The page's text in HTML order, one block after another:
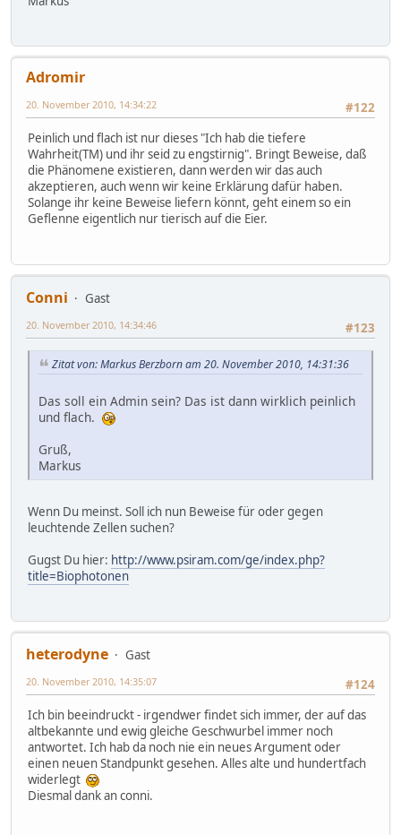
Adromir
#122
20. November 2010, 14:34:22
Peinlich und flach ist nur dieses "Ich hab die tiefere
Wahrheit(TM) und ihr seid zu engstirnig". Bringt Beweise, daß
die Phänomene existieren, dann werden wir das auch
akzeptieren, auch wenn wir keine Erklärung dafür haben.
Solange ihr keine Beweise liefern könnt, geht einem so ein
Geflenne eigentlich nur tierisch auf die Eier.
Conni
Gast
#123
20. November 2010, 14:34:46
Zitat von: Markus Berzborn am 20. November 2010, 14:31:36
Das soll ein Admin sein? Das ist dann wirklich peinlich
und flach.
Gruß,
Markus
Wenn Du meinst. Soll ich nun Beweise für oder gegen
leuchtende Zellen suchen?
Gugst Du hier: http://www.psiram.com/ge/index.php?
title=Biophotonen
heterodyne
Gast
#124
20. November 2010, 14:35:07
Ich bin beeindruckt - irgendwer findet sich immer, der auf das
altbekannte und ewig gleiche Geschwurbel immer noch
antwortet. Ich hab da noch nie ein neues Argument oder
einen neuen Standpunkt gesehen. Alles alte und hundertfach
widerlegt
Diesmal dank an conni.